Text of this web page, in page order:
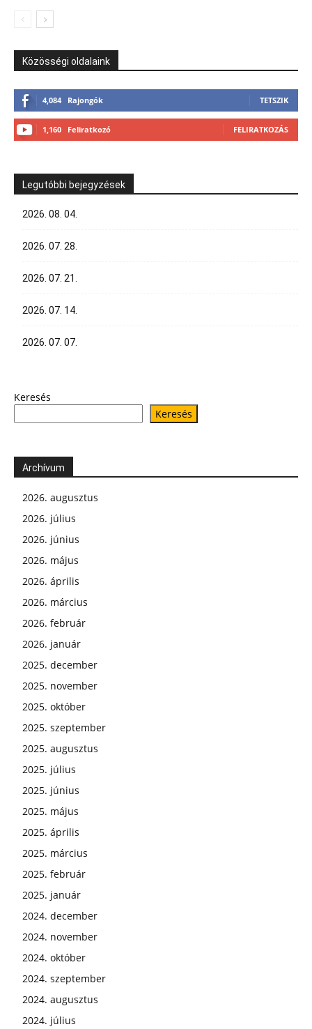
Közösségi oldalaink
4,084 Rajongók TETSZIK
1,160 Feliratkozó FELIRATKOZÁS
Legutóbbi bejegyzések
2026. 08. 04.
2026. 07. 28.
2026. 07. 21.
2026. 07. 14.
2026. 07. 07.
Keresés
Keresés
Archívum
2026. augusztus
2026. július
2026. június
2026. május
2026. április
2026. március
2026. február
2026. január
2025. december
2025. november
2025. október
2025. szeptember
2025. augusztus
2025. július
2025. június
2025. május
2025. április
2025. március
2025. február
2025. január
2024. december
2024. november
2024. október
2024. szeptember
2024. augusztus
2024. július